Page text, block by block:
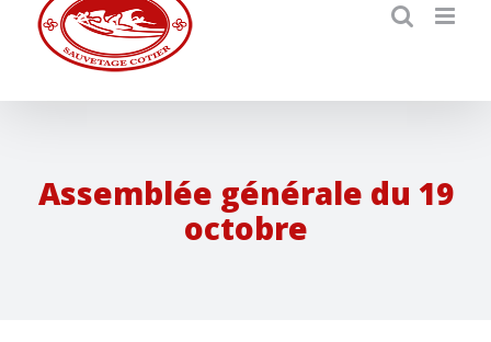
Assemblée générale du 19
octobre